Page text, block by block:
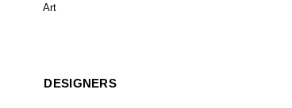
Art
DESIGNERS